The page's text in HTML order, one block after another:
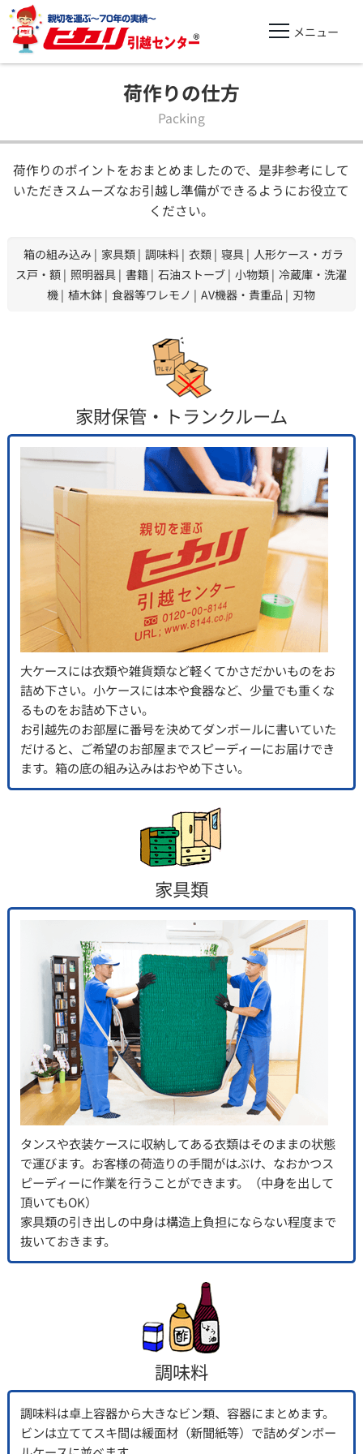
荷作りの仕方
Packing
荷作りのポイントをおまとめましたので、是非参考にして
いただきスムーズなお引越し準備ができるようにお役立て
ください。
箱の組み込み 家具類 調味料 衣類 寝具
人形ケース・ガラ
ス戸・額
照明器具 書籍 石油ストーブ 小物類
冷蔵庫・洗濯
機
植木鉢 食器等ワレモノ AV機器・貴重品 刃物
家財保管・トランクルーム
大ケースには衣類や雑貨類など軽くてかさだかいものをお
詰め下さい。小ケースには本や食器など、少量でも重くな
るものをお詰め下さい。
お引越先のお部屋に番号を決めてダンボールに書いていた
だけると、ご希望のお部屋までスピーディーにお届けでき
ます。箱の底の組み込みはおやめ下さい。
家具類
タンスや衣装ケースに収納してある衣類はそのままの状態
で運びます。お客様の荷造りの手間がはぶけ、なおかつス
ピーディーに作業を行うことができます。（中身を出して
頂いてもOK）
家具類の引き出しの中身は構造上負担にならない程度まで
抜いておきます。
調味料
調味料は卓上容器から大きなビン類、容器にまとめます。
ビンは立ててスキ間は緩面材（新聞紙等）で詰めダンボー